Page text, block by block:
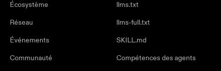
Écosystème
Réseau
Événements
Communauté
llms.txt
llms-full.txt
SKILL.md
Compétences des agents